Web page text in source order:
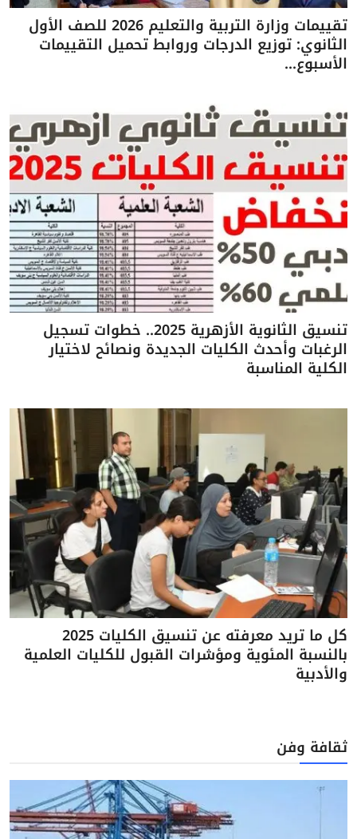
تقييمات وزارة التربية والتعليم 2026 للصف الأول
الثانوي: توزيع الدرجات وروابط تحميل التقييمات
الأسبوع...
تنسيق الثانوية الأزهرية 2025.. خطوات تسجيل
الرغبات وأحدث الكليات الجديدة ونصائح لاختيار
الكلية المناسبة
كل ما تريد معرفته عن تنسيق الكليات 2025
بالنسبة المئوية ومؤشرات القبول للكليات العلمية
والأدبية
ثقافة وفن